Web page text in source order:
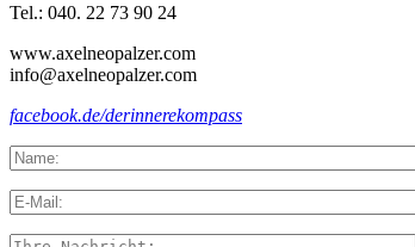
Tel.: 040. 22 73 90 24
www.axelneopalzer.com
info@axelneopalzer.com
facebook.de/derinnerekompass